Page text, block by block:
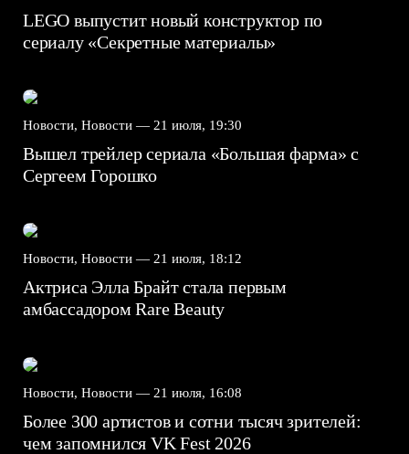
LEGO выпустит новый конструктор по
сериалу «Секретные материалы»
Новости, Новости — 21 июля, 19:30
Вышел трейлер сериала «Большая фарма» с
Сергеем Горошко
Новости, Новости — 21 июля, 18:12
Актриса Элла Брайт стала первым
амбассадором Rare Beauty
Новости, Новости — 21 июля, 16:08
Более 300 артистов и сотни тысяч зрителей:
чем запомнился VK Fest 2026